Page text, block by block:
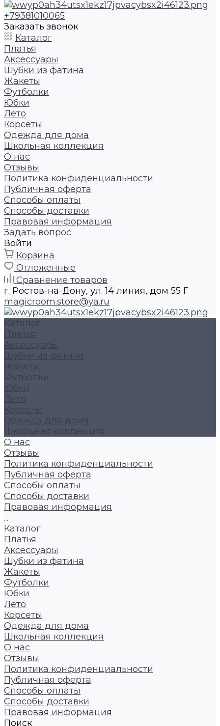
+79381010065
Заказать звонок
Каталог
Платья
Аксессуары
Шубки из фатина
Жакеты
Футболки
Юбки
Лето
Корсеты
Одежда для дома
Школьная коллекция
О нас
Отзывы
Политика конфиденциальности
Публичная оферта
Способы оплаты
Способы доставки
Правовая информация
Задать вопрос
Войти
Корзина
Отложенные
Сравнение товаров
г. Ростов-на-Дону, ул. 14 линия, дом 55 Г
magicroom.store@ya.ru
Каталог
Платья
Аксессуары
Шубки из фатина
Жакеты
Футболки
Юбки
Лето
Корсеты
Одежда для дома
Школьная коллекция
О нас
Отзывы
Политика конфиденциальности
Публичная оферта
Способы оплаты
Способы доставки
Правовая информация
...
Каталог
Платья
Аксессуары
Шубки из фатина
Жакеты
Футболки
Юбки
Лето
Корсеты
Одежда для дома
Школьная коллекция
О нас
Отзывы
Политика конфиденциальности
Публичная оферта
Способы оплаты
Способы доставки
Правовая информация
Поиск